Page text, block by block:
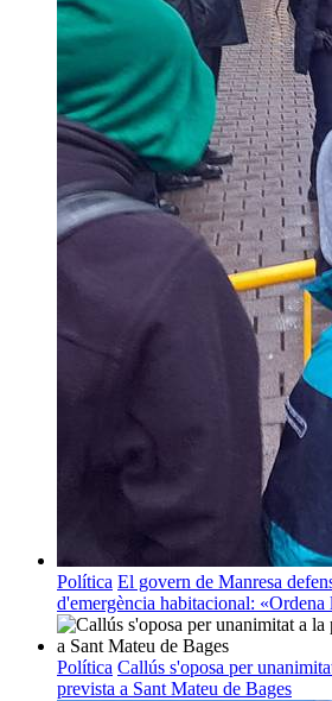
Política El govern de Manresa
d'emergència habitacional: «Ordena
Política Callús s'oposa per
prevista a Sant Mateu de Bages